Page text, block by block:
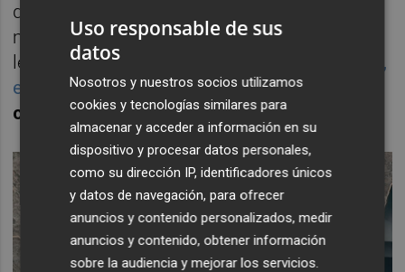
decena de ellas tienen licencia de obra
municipal para su materialización (4 de la
legislatura anterior y 6 de la actual),
la última,
en Perleta.Pero de ellas, solo hay cinco
construidas y dos operativas.
Uso responsable de sus
datos
Nosotros y nuestros socios utilizamos
cookies y tecnologías similares para
almacenar y acceder a información en su
dispositivo y procesar datos personales,
como su dirección IP, identificadores únicos
y datos de navegación, para ofrecer
anuncios y contenido personalizados, medir
anuncios y contenido, obtener información
sobre la audiencia y mejorar los servicios.